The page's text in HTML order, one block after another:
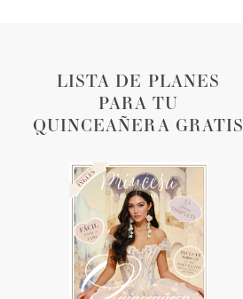
LISTA DE PLANES
PARA TU
QUINCEAÑERA GRATIS